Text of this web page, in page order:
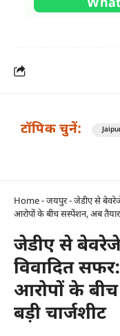
टॉपिक चुनें:
Home-जयपुर-जेडीए से
आरोपों के बीच सस्पेंशन, अब तैयार
जेडीए से
विवादित सफर:
आरोपों के
बड़ी चार्जशीट